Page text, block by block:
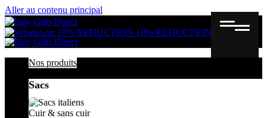
Aller au contenu principal
10% REDUCTION 10% REDUCTION
Nos produits
Sacs
Cuir & sans cuir